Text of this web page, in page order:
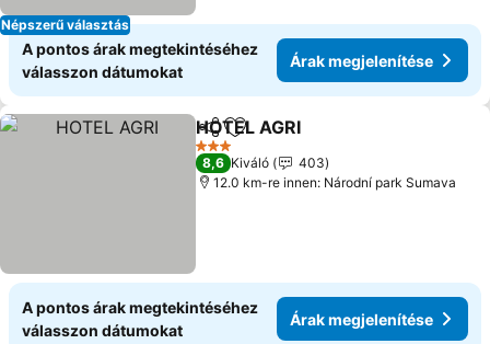
Népszerű választás
A pontos árak megtekintéséhez
válasszon dátumokat
Árak megjelenítése
Megosztás
Hozzáadás a kedvencekhez
HOTEL AGRI
3 Kategória
8,6 Kiváló
403
12.0 km-re innen: Národní park Sumava
A pontos árak megtekintéséhez
válasszon dátumokat
Árak megjelenítése